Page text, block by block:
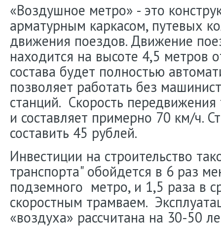
«Воздушное метро» - это
арматурным каркасом, путевых
движения поездов. Движение
находится на высоте 4,5 метров
состава будет полностью
позволяет работать без
станций. Скорость
и составляет примерно 70 км/ч.
составить 45 рублей.
Инвестиции на строительство
транспорта" обойдется в 6 раз
подземного метро, и 1,5 раза в
скоростным трамваем.
«воздуха» рассчитана на 30-50